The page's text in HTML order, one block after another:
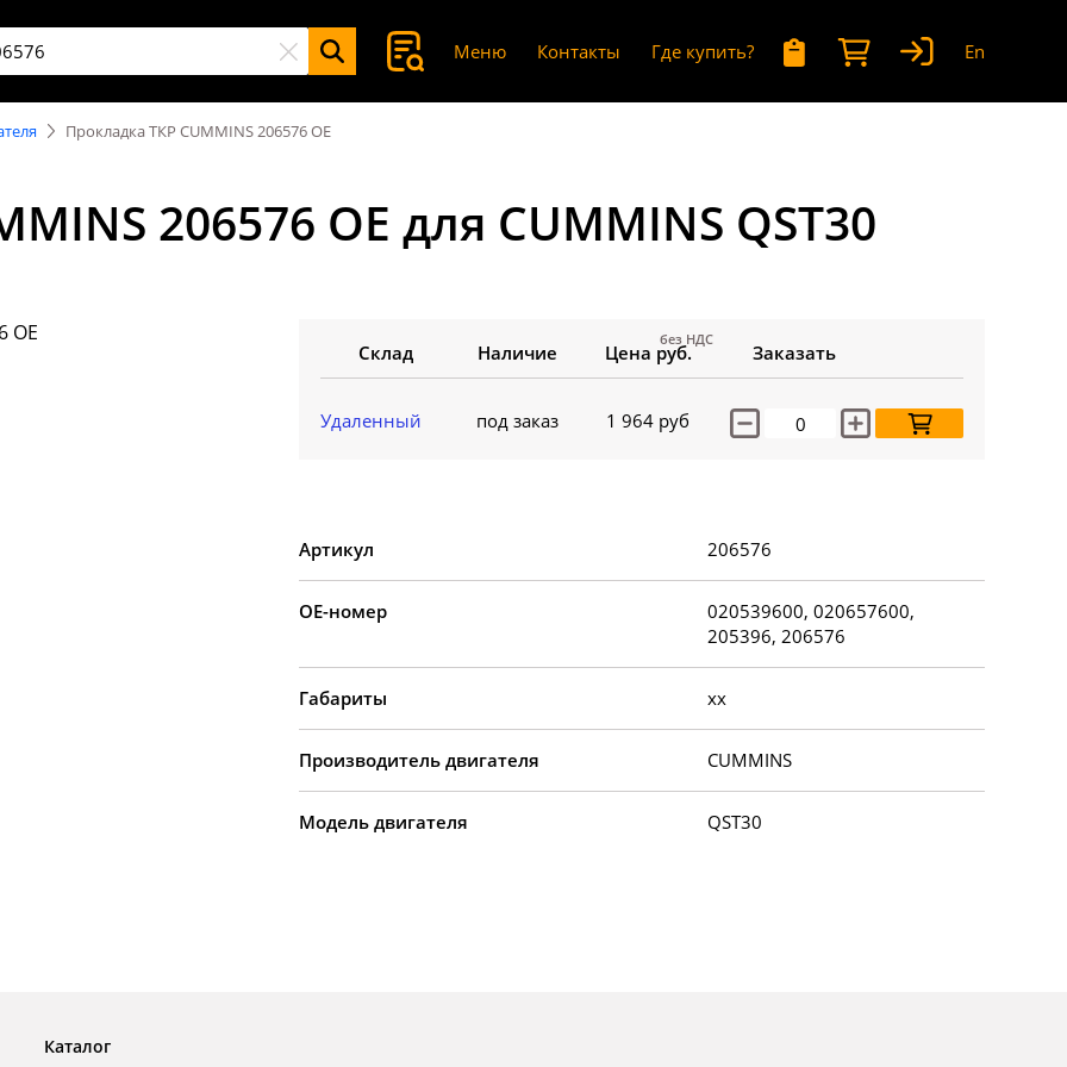
Меню Контакты Где купить? En
Прокладка ТКР CUMMINS 206576 OE
206576 OE для CUMMINS QST30
Склад Наличие Цена руб.
без НДС
Заказать
Удаленный под заказ 1 964 руб
Артикул 206576
OE-номер
020539600, 020657600,
205396, 206576
Габариты xx
Производитель двигателя CUMMINS
Модель двигателя QST30
Каталог